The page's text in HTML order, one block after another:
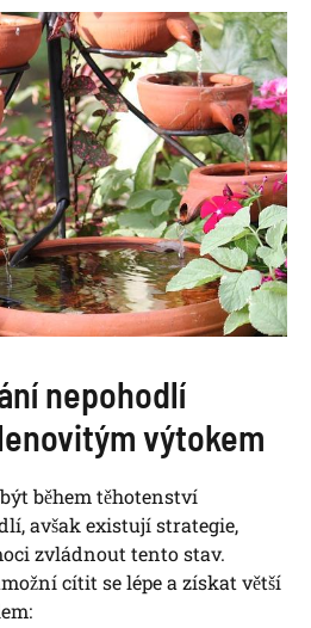
nepohodlí
výtokem
během těhotenství
avšak existují strategie,
zvládnout tento stav.
cítit se lépe a získat větší